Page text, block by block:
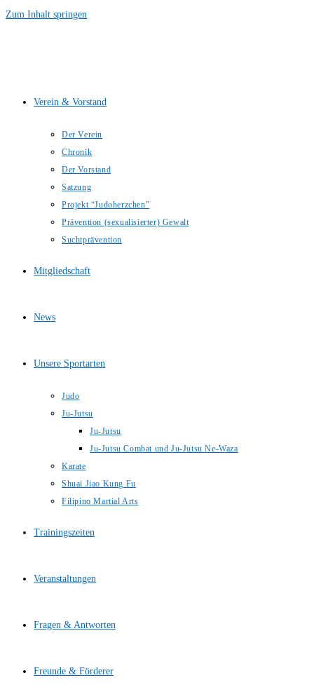
Zum Inhalt springen
Verein & Vorstand
Der Verein
Chronik
Der Vorstand
Satzung
Projekt “Judoherzchen”
Prävention (sexualisierter) Gewalt
Suchtprävention
Mitgliedschaft
News
Unsere Sportarten
Judo
Ju-Jutsu
Ju-Jutsu
Ju-Jutsu Combat und Ju-Jutsu Ne-Waza
Karate
Shuai Jiao Kung Fu
Filipino Martial Arts
Trainingszeiten
Veranstaltungen
Fragen & Antworten
Freunde & Förderer